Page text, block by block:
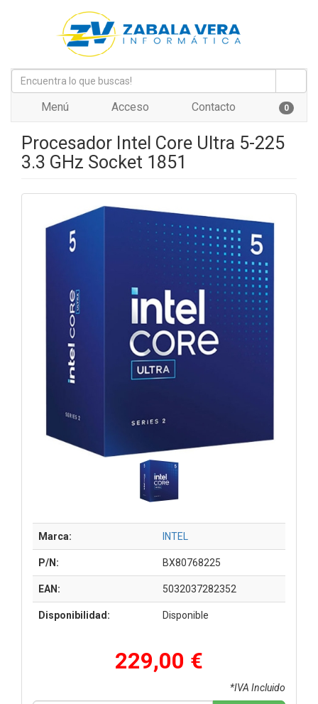
Menú Acceso Contacto 0
Procesador Intel Core Ultra 5-225
3.3 GHz Socket 1851
Marca: INTEL
P/N: BX80768225
EAN: 5032037282352
Disponibilidad: Disponible
229,00 €
*IVA Incluido